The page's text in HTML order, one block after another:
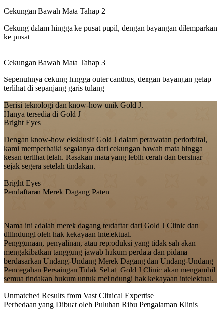
Cekungan Bawah Mata Tahap 2
Cekung dalam hingga ke pusat pupil, dengan bayangan dilemparkan
ke pusat
Cekungan Bawah Mata Tahap 3
Sepenuhnya cekung hingga outer canthus, dengan bayangan gelap
terlihat di sepanjang garis tulang
Berisi teknologi dan know-how unik Gold J.
Hanya tersedia di Gold J
Bright Eyes
Dengan know-how eksklusif Gold J dalam perawatan periorbital,
kami memperbaiki segalanya dari cekungan bawah mata hingga
kesan terlihat lelah. Rasakan mata yang lebih cerah dan bersinar
sejak segera setelah tindakan.
Bright Eyes
Pendaftaran Merek Dagang Paten
Nama ini adalah merek dagang terdaftar dari Gold J Clinic dan
dilindungi oleh hak kekayaan intelektual.
Penggunaan, penyalinan, atau reproduksi yang tidak sah akan
mengakibatkan tanggung jawab hukum perdata dan pidana
berdasarkan Undang-Undang Merek Dagang dan Undang-Undang
Pencegahan Persaingan Tidak Sehat. Gold J Clinic akan mengambil
semua tindakan hukum untuk melindungi hak kekayaan intelektual.
Unmatched Results from Vast Clinical Expertise
Perbedaan yang Dibuat oleh Puluhan Ribu Pengalaman Klinis